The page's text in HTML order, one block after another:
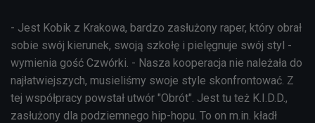
- Jest Kobik z Krakowa, bardzo zasłużony raper, który obrał
sobie swój kierunek, swoją szkołę i pielęgnuje swój styl -
wymienia gość Czwórki. - Nasza kooperacja nie należała do
najłatwiejszych, musieliśmy swoje style skonfrontować. Z
tej współpracy powstał utwór "Obrót". Jest tu też K.I.D.D.,
zasłużony dla podziemnego hip-hopu. To on m.in. kładł